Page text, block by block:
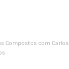
Compostos com Carlos